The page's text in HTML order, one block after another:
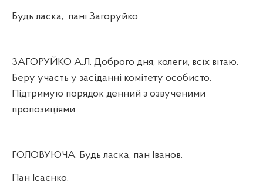
Будь ласка, пані Загоруйко.
ЗАГОРУЙКО А.Л. Доброго дня, колеги, всіх вітаю.
Беру участь у засіданні комітету особисто.
Підтримую порядок денний з озвученими
пропозиціями.
ГОЛОВУЮЧА. Будь ласка, пан Іванов.
Пан Ісаєнко.